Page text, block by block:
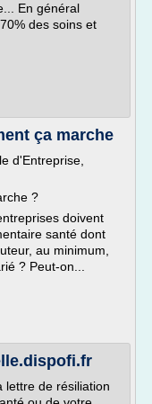
En général
des soins et
ça marche
d'Entreprise,
?
doivent
santé dont
au minimum,
? Peut-on...
lettre de résiliation